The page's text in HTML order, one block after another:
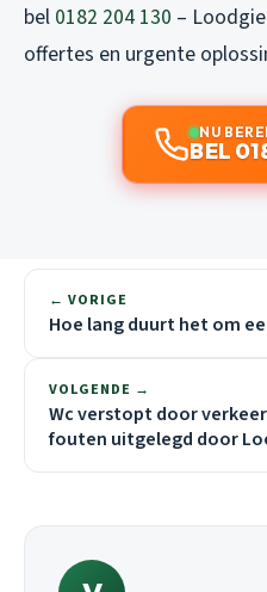
bel 0182 204 130 –
offertes en urgente
NU
BEL
← VORIGE
Hoe lang duurt het om
VOLGENDE →
Wc verstopt door
fouten uitgelegd door